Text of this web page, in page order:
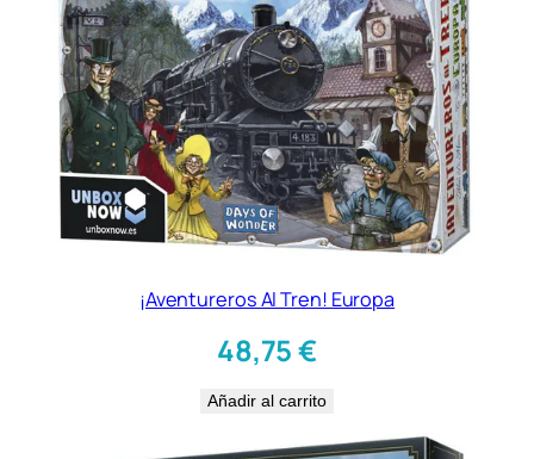
¡Aventureros Al Tren! Europa
48,75€
Añadir al carrito